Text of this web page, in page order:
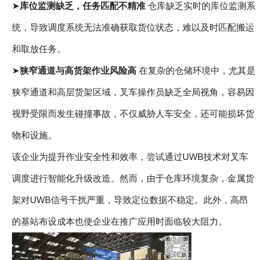
➤库位监测缺乏，任务匹配不精准 仓库缺乏实时的库位监测系
统，导致调度系统无法准确获取货位状态，难以及时匹配搬运
和取放任务。
➤狭窄通道与高货架作业风险高 在复杂的仓储环境中，尤其是
狭窄通道和高层货架区域，叉车操作员缺乏全局视角，容易因
视野受限而发生碰撞事故，不仅威胁人车安全，还可能损坏货
物和设施。
该企业为提升作业安全性和效率，尝试通过UWB技术对叉车
调度进行智能化升级改造。然而，由于仓库环境复杂，金属货
架对UWB信号干扰严重，导致定位数据不稳定。此外，高昂
的基站布设成本也使企业在推广应用时面临较大阻力。